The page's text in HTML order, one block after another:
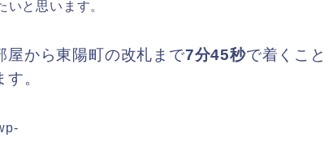
いと思います。
屋から東陽町の改札まで7分45秒で着くこと
。